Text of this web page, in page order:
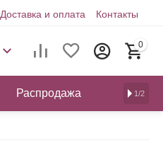
Доставка и оплата Контакты
0
Распродажа 1/2